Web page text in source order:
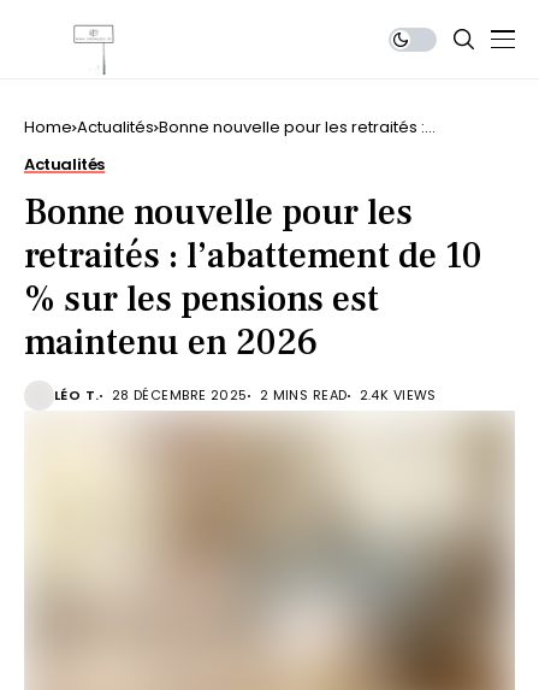
Home Actualités Bonne nouvelle pour les retraités :
Actualités
Bonne nouvelle pour les
retraités : l’abattement de 10
% sur les pensions est
maintenu en 2026
LÉO T. 28 DÉCEMBRE 2025 2 MINS READ 2.4K VIEWS